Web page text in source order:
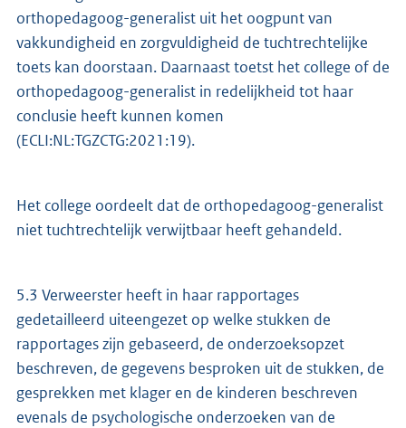
orthopedagoog-generalist uit het oogpunt van
vakkundigheid en zorgvuldigheid de tuchtrechtelijke
toets kan doorstaan. Daarnaast toetst het college of de
orthopedagoog-generalist in redelijkheid tot haar
conclusie heeft kunnen komen
(ECLI:NL:TGZCTG:2021:19).
Het college oordeelt dat de orthopedagoog-generalist
niet tuchtrechtelijk verwijtbaar heeft gehandeld.
5.3 Verweerster heeft in haar rapportages
gedetailleerd uiteengezet op welke stukken de
rapportages zijn gebaseerd, de onderzoeksopzet
beschreven, de gegevens besproken uit de stukken, de
gesprekken met klager en de kinderen beschreven
evenals de psychologische onderzoeken van de